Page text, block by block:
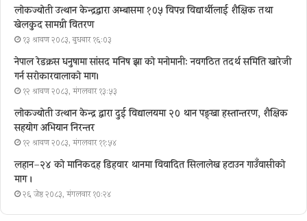
लोकज्योती उत्थान केन्द्रद्वारा अम्बासमा १०५ विपन्न विद्यार्थीलाई शैक्षिक तथा
खेलकुद सामग्री वितरण
१३ श्रावण २०८३, बुधबार १६:०३
नेपाल रेडक्रस धनुषामा सांसद मनिष झा को मनोमानी: नवगठित तदर्थ समिति खारेजी
गर्न सरोकारवालाको माग।
१२ श्रावण २०८३, मंगलवार १३:५३
लोकज्योती उत्थान केन्द्र द्वारा दुई विद्यालयमा २० थान पङ्खा हस्तान्तरण, शैक्षिक
सहयोग अभियान निरन्तर
१२ श्रावण २०८३, मंगलवार ११:५४
लहान–२४ को मानिकदह डिहवार थानमा विवादित सिलालेख हटाउन गाउँवासीको
माग ।
२६ जेष्ठ २०८३, मंगलवार १०:२४